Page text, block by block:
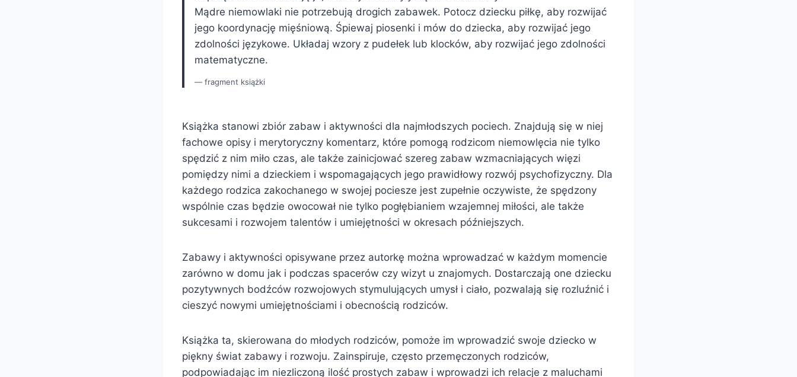
Mądre niemowlaki nie potrzebują drogich zabawek. Potocz dziecku piłkę, aby rozwijać
jego koordynację mięśniową. Śpiewaj piosenki i mów do dziecka, aby rozwijać jego
zdolności językowe. Układaj wzory z pudełek lub klocków, aby rozwijać jego zdolności
matematyczne.
fragment książki
Książka stanowi zbiór zabaw i aktywności dla najmłodszych pociech. Znajdują się w niej
fachowe opisy i merytoryczny komentarz, które pomogą rodzicom niemowlęcia nie tylko
spędzić z nim miło czas, ale także zainicjować szereg zabaw wzmacniających więzi
pomiędzy nimi a dzieckiem i wspomagających jego prawidłowy rozwój psychofizyczny. Dla
każdego rodzica zakochanego w swojej pociesze jest zupełnie oczywiste, że spędzony
wspólnie czas będzie owocował nie tylko pogłębianiem wzajemnej miłości, ale także
sukcesami i rozwojem talentów i umiejętności w okresach późniejszych.
Zabawy i aktywności opisywane przez autorkę można wprowadzać w każdym momencie
zarówno w domu jak i podczas spacerów czy wizyt u znajomych. Dostarczają one dziecku
pozytywnych bodźców rozwojowych stymulujących umysł i ciało, pozwalają się rozluźnić i
cieszyć nowymi umiejętnościami i obecnością rodziców.
Książka ta, skierowana do młodych rodziców, pomoże im wprowadzić swoje dziecko w
piękny świat zabawy i rozwoju. Zainspiruje, często przemęczonych rodziców,
podpowiadając im niezliczoną ilość prostych zabaw i wprowadzi ich relacje z maluchami